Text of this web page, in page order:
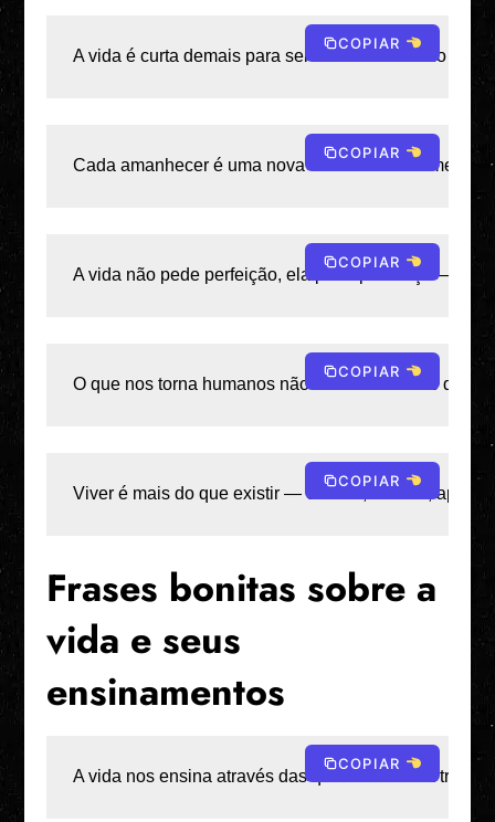
A vida é curta demais para ser vivida com medo —
COPIAR
Cada amanhecer é uma nova chance de
COPIAR
A vida não pede perfeição, ela pede presença —
COPIAR
O que nos torna humanos não é a ausência de dor,
COPIAR
Viver é mais do que existir — é sentir, crescer,
COPIAR
Frases bonitas sobre a
vida e seus
ensinamentos
A vida nos ensina através das quedas — cada
COPIAR